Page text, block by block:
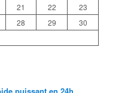
21 22
23
28 29
30